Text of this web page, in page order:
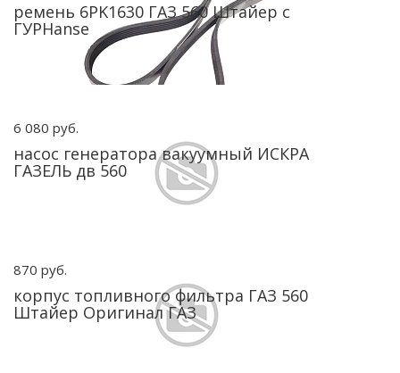
ремень 6PK1630 ГАЗ 560 Штайер с
ГУРHanse
6 080 руб.
насос генератора вакуумный ИСКРА
ГАЗЕЛЬ дв 560
870 руб.
корпус топливного фильтра ГАЗ 560
Штайер Оригинал ГАЗ